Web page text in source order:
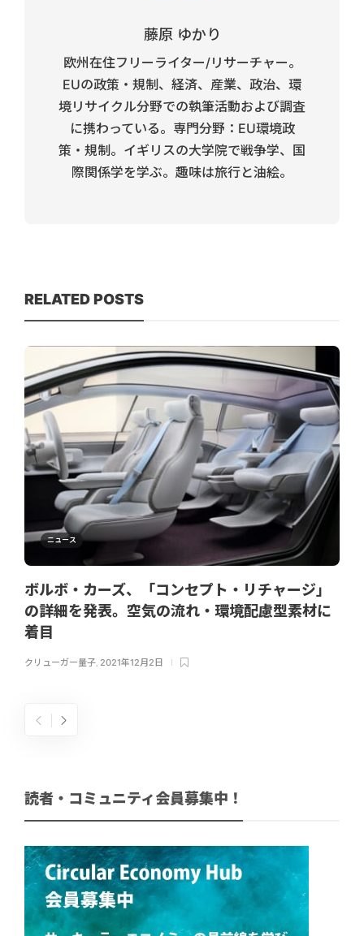
藤原 ゆかり
欧州在住フリーライター/リサーチャー。
EUの政策・規制、経済、産業、政治、環
境リサイクル分野での執筆活動および調査
に携わっている。専門分野：EU環境政
策・規制。イギリスの大学院で戦争学、国
際関係学を学ぶ。趣味は旅行と油絵。
RELATED POSTS
ニュース
ボルボ・カーズ、「コンセプト・リチャージ」
の詳細を発表。空気の流れ・環境配慮型素材に
着目
クリューガー量子, 2021年12月2日
読者・コミュニティ会員募集中！